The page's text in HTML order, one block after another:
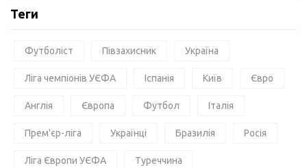
Теги
Футболіст Півзахисник Україна
Ліга чемпіонів УЄФА Іспанія Київ Євро
Англія Європа Футбол Італія
Прем'єр-ліга Українці Бразилія Росія
Ліга Європи УЄФА Туреччина